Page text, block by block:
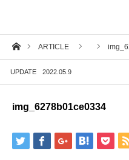
ホームARTICLE
UPDATE 2022.05.9
img_6278b01ce0334
BIM
IoT